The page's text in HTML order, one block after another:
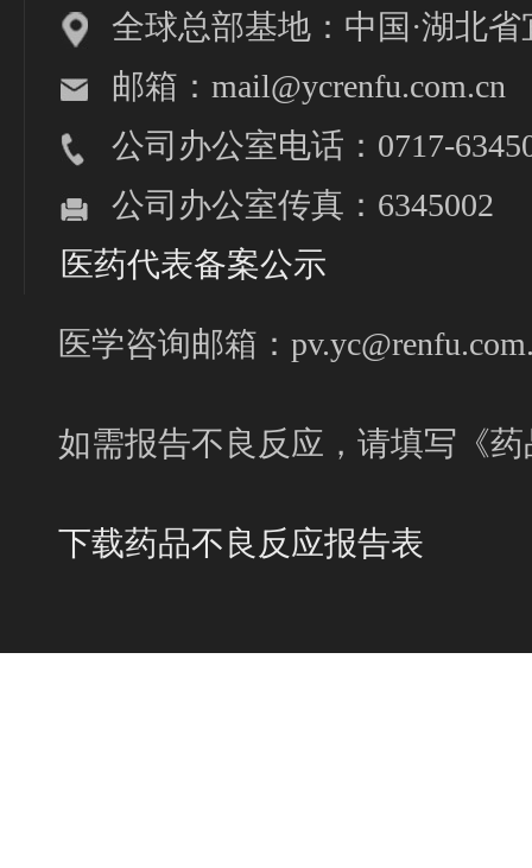
全球总部基地：中国·湖北
邮箱：mail@ycrenfu.com.cn
公司办公室电话：0717-
公司办公室传真：6345002
医药代表备案公示
医学咨询邮箱：
如需报告不良反应，请填写《
下载药品不良反应报告表